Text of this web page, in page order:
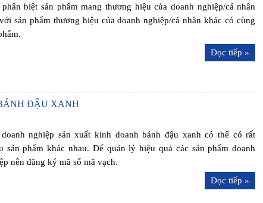
biệt sản phẩm mang thương hiệu của doanh nghiệp/cá nhân
sản phẩm thương hiệu của doanh nghiệp/cá nhân khác có cùng
Đọc tiếp »
ĐẬU XANH
nghiệp sản xuất kinh doanh bánh đậu xanh có thể có rất
sản phẩm khác nhau. Để quản lý hiệu quả các sản phẩm doanh
nên đăng ký mã số mã vạch.
Đọc tiếp »